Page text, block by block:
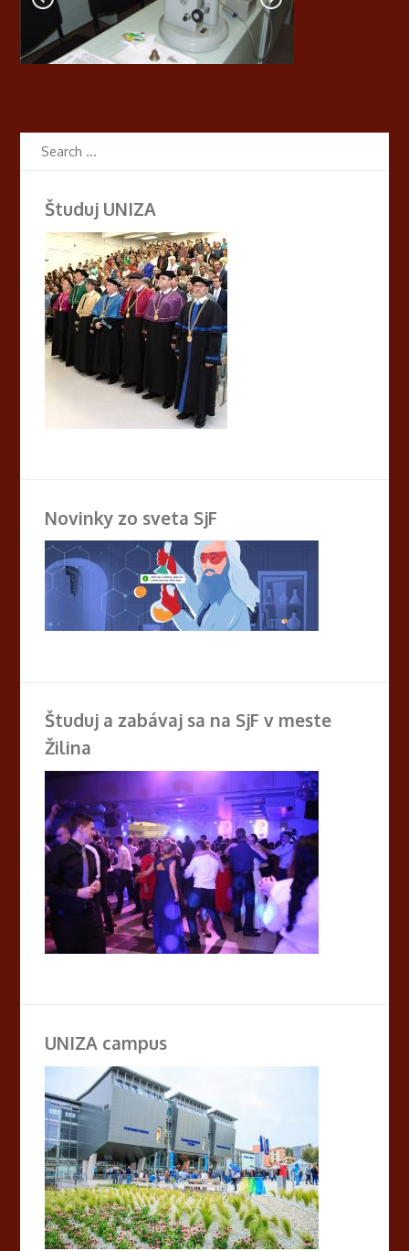
Študuj UNIZA
Novinky zo sveta SjF
Študuj a zabávaj sa na SjF v meste
Žilina
UNIZA campus